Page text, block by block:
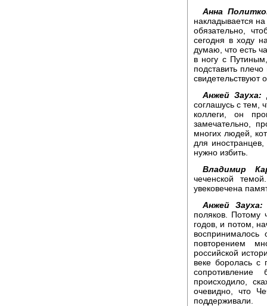
Анна
накладывается
обязательно,
сегодня в ходу
думаю, что есть
в ногу с
подставить
свидетельствуют
Анжей Зауха:
соглашусь с тем,
коллеги, он
замечательно,
многих людей,
для
нужно избить.
Владимир
чеченской
увековечена
Анжей Зауха:
поляков. Потому
годов, и потом,
повторением
российской
веке боролась с
происходило,
очевидно, что
поддерживали.